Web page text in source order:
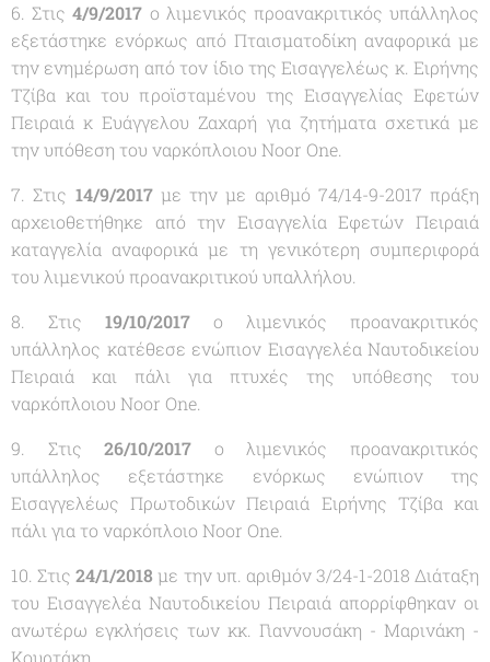
6. Στις4/9/2017 ο λιμενικός προανακριτικός υπάλληλος
εξετάστηκε ενόρκως από Πταισματοδίκη αναφορικά με
την ενημέρωση από τον ίδιο της Εισαγγελέως κ. Ειρήνης
Τζίβα και του προϊσταμένου της Εισαγγελίας Εφετών
Πειραιά κ Ευάγγελου Ζαχαρή για ζητήματα σχετικά με
την υπόθεση του ναρκόπλοιου Noor One.
7. Στις 14/9/2017με την με αριθμό 74/14-9-2017 πράξη
αρχειοθετήθηκε από την Εισαγγελία Εφετών Πειραιά
καταγγελία αναφορικά με τη γενικότερη συμπεριφορά
του λιμενικού προανακριτικού υπαλλήλου.
8. Στις 19/10/2017 ο λιμενικός προανακριτικός
υπάλληλος κατέθεσε ενώπιον Εισαγγελέα Ναυτοδικείου
Πειραιά και πάλι για πτυχές της υπόθεσης του
ναρκόπλοιου Noor One.
9. Στις26/10/2017 ο λιμενικός προανακριτικός
υπάλληλος εξετάστηκε ενόρκως ενώπιον της
Εισαγγελέως Πρωτοδικών Πειραιά Ειρήνης Τζίβα και
πάλι για το ναρκόπλοιο Noor One.
10. Στις24/1/2018 με την υπ. αριθμόν 3/24-1-2018 Διάταξη
του Εισαγγελέα Ναυτοδικείου Πειραιά απορρίφθηκαν οι
ανωτέρω εγκλήσεις των κκ. Γιαννουσάκη - Μαρινάκη -
Κουρτάκη.